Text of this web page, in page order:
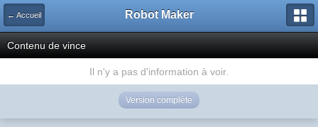
← Accueil Robot Maker
Contenu de vince
Il n'y a pas d'information à voir.
Version complète